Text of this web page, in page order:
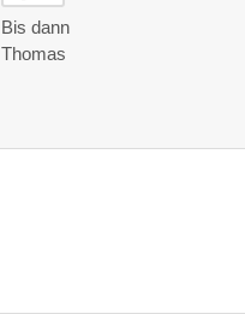
Bis dann
Thomas